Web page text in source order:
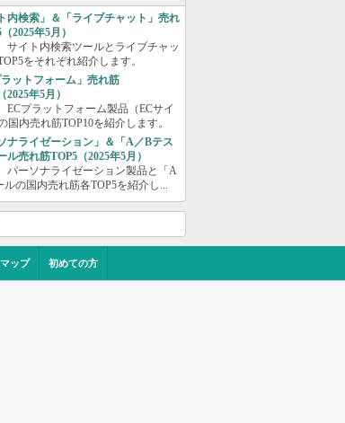
内検索」＆「ライブチャット」売れ
2025年5月）
サイト内検索ツールとライブチャッ
をそれぞれ紹介します。
ラットフォーム」売れ筋
2025年5月）
ECプラットフォーム製品（ECサイ
国内売れ筋TOP10を紹介します。
ナライゼーション」＆「A／Bテス
ル売れ筋TOP5（2025年5月）
パーソナライゼーション製品と「A
ルの国内売れ筋各TOP5を紹介し...
ップ 初めての方